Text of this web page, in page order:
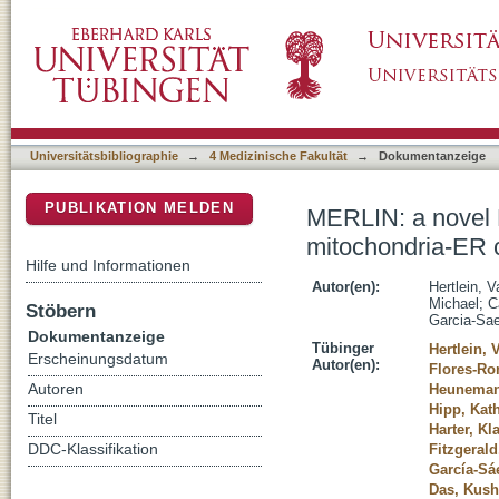
Universitätsbibliographie → 4 Medizinische Fakultät → Dokumentanzeige
MERLIN: a
mitochondria-ER
Autor(en):
Hertlein,
Michael ;
Garcia-
Tübinger
Autor(en):
Hertlein,
Flores-
Hipp,
Harter,
García-
Das,
PUBLIKATION MELDEN
Hilfe und Informationen
Stöbern
Dokumentanzeige
Erscheinungsdatum
Autoren
Titel
DDC-Klassifikation